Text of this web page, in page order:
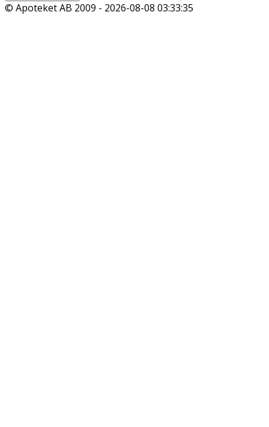
© Apoteket AB 2009 - 2026-08-08 03:33:35